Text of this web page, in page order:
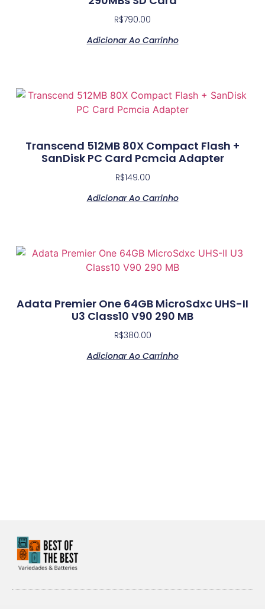
R$790.00
Adicionar Ao Carrinho
Transcend 512MB 80X Compact Flash +
SanDisk PC Card Pcmcia Adapter
R$149.00
Adicionar Ao Carrinho
Adata Premier One 64GB MicroSdxc UHS-II
U3 Class10 V90 290 MB
R$380.00
Adicionar Ao Carrinho